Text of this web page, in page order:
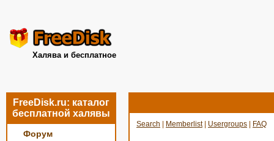
Халява и бесплатное
FreeDisk.ru: каталог
бесплатной халявы
Форум
Search Memberlist| Usergroups FAQ